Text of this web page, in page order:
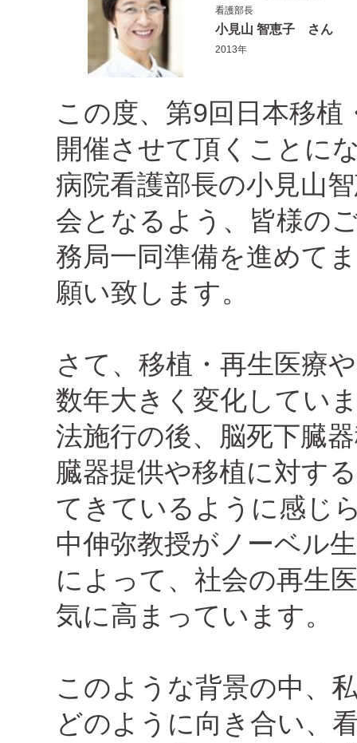
看護部長
小見山 智恵子 さん
2013年
この度、第9回日本移
開催させて頂くことに
病院看護部長の小見山
会となるよう、皆様の
務局一同準備を進めて
願い致します。
さて、移植・再生医療
数年大きく変化してい
法施行の後、脳死下臓
臓器提供や移植に対す
てきているように感じ
中伸弥教授がノーベル
によって、社会の再生
気に高まっています。
このような背景の中、
どのように向き合い、